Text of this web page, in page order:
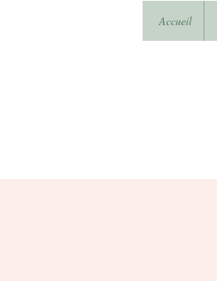
Accueil